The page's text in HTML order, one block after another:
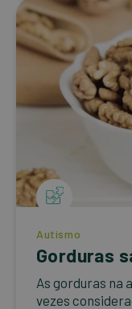
Autismo
Gorduras
As gorduras na
vezes